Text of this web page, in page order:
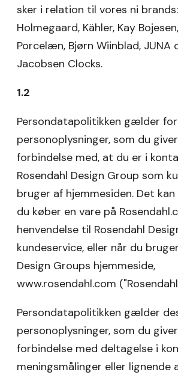
sker i relation til vores ni
Holmegaard, Kähler, Kay
Porcelæn, Bjørn Wiinblad, JUNA
Jacobsen Clocks.
1.2
Persondatapolitikken gælder for
personoplysninger, som du
forbindelse med, at du er i
Rosendahl Design Group som
bruger af hjemmesiden. Det
du køber en vare på
henvendelse til Rosendahl
kundeservice, eller når du
Design Groups hjemmeside,
www.rosendahl.com
Persondatapolitikken gælder
personoplysninger, som du
forbindelse med deltagelse i
meningsmålinger eller lignende